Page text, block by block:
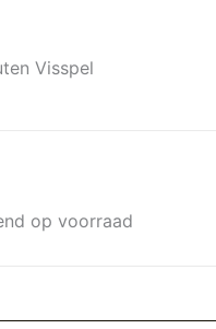
Visspel
op voorraad